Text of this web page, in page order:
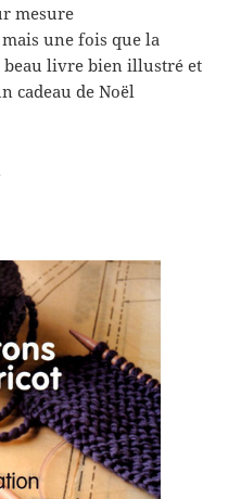
mesure
une fois que la
beau livre bien illustré et
cadeau de Noël